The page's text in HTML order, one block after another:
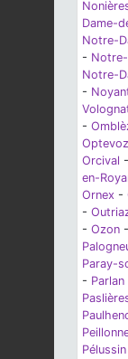
Dame-
Notre-
-
Notre-
-
-
Optevoz
Orcival -
en-
Ornex -
-
- Ozon -
Paray-
- Parlan
Pélussin